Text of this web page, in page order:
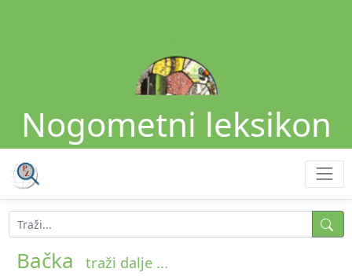
Nogometni leksikon
Bačka traži dalje ...